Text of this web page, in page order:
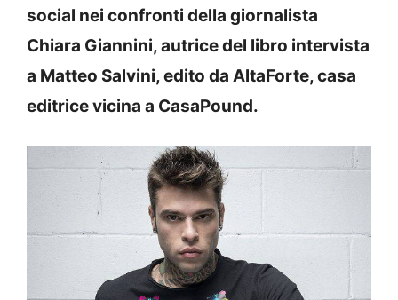
social nei confronti della giornalista
Chiara Giannini, autrice del libro intervista
a Matteo Salvini, edito da AltaForte, casa
editrice vicina a CasaPound.